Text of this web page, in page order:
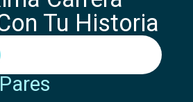
Tu Historia